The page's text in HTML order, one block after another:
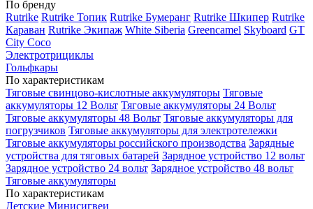
По бренду
Rutrike Rutrike Топик Rutrike Бумеранг Rutrike Шкипер Rutrike
Караван Rutrike Экипаж White Siberia Greencamel Skyboard GT
City Coco
Электротрициклы
Гольфкары
По характеристикам
Тяговые свинцово-кислотные аккумуляторы Тяговые
аккумуляторы 12 Вольт Тяговые аккумуляторы 24 Вольт
Тяговые аккумуляторы 48 Вольт Тяговые аккумуляторы для
погрузчиков Тяговые аккумуляторы для электротележки
Тяговые аккумуляторы российского производства Зарядные
устройства для тяговых батарей Зарядное устройство 12 вольт
Зарядное устройство 24 вольт Зарядное устройство 48 вольт
Тяговые аккумуляторы
По характеристикам
Детские Минисигвеи